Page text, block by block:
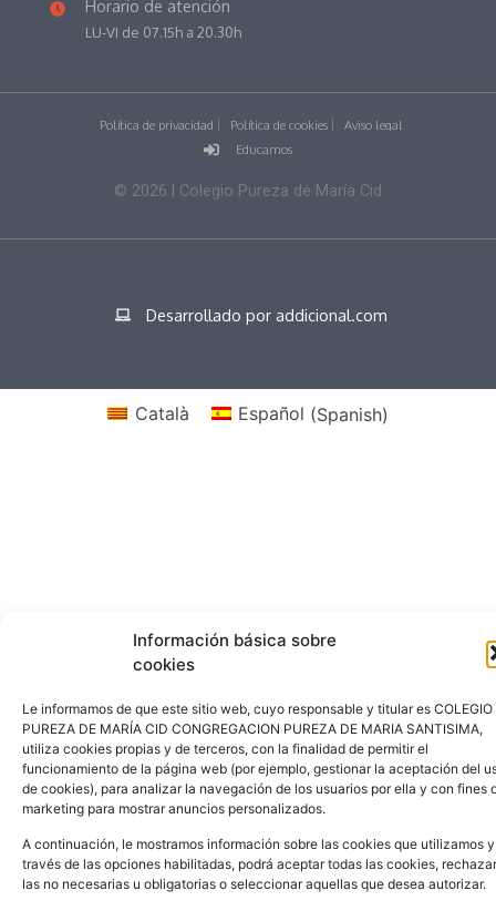
Información básica sobre
cookies
Le informamos de que este sitio web, cuyo responsable y titular es COLEGIO
PUREZA DE MARÍA CID CONGREGACION PUREZA DE MARIA SANTISIMA,
utiliza cookies propias y de terceros, con la finalidad de permitir el
funcionamiento de la página web (por ejemplo, gestionar la aceptación del
de cookies), para analizar la navegación de los usuarios por ella y con fines
marketing para mostrar anuncios personalizados.
A continuación, le mostramos información sobre las cookies que utilizamos
través de las opciones habilitadas, podrá aceptar todas las cookies, rechazar
las no necesarias u obligatorias o seleccionar aquellas que desea autorizar.
Horario de atención
LU-VI de 07.15h a 20.30h
Política de privacidad Política de cookies
Aviso legal
Educamos
© 2026 | Colegio Pureza de María Cid
Desarrollado por addicional.com
Català Español (Spanish)